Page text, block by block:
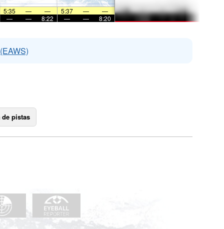
5:35 — — 5:37 —
—
— — 8:22 — — 8:20
de pistas